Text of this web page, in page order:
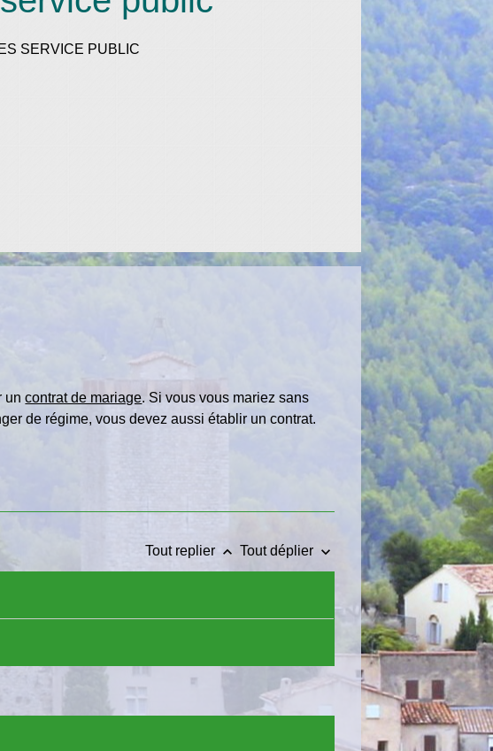
SERVICE PUBLIC
uncontrat de mariage. Si vous vous mariez sans
de régime, vous devez aussi établir un contrat.
Tout replier keyboard_arrow_up Tout déplier keyboard_arrow_down